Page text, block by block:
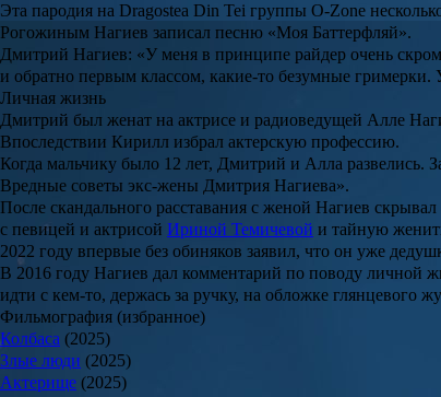
Эта пародия на Dragostea Din Tei группы O-Zone
Рогожиным Нагиев записал песню «Моя Баттерфляй».
Дмитрий Нагиев: «У меня в принципе райдер очень
и обратно первым классом, какие-то безумные
Личная жизнь
Дмитрий был женат на актрисе и радиоведущей Алле
Впоследствии Кирилл избрал актерскую профессию.
Когда мальчику было 12 лет, Дмитрий и Алла развелись.
Вредные советы экс-жены Дмитрия Нагиева».
После скандального расставания с женой Нагиев
с певицей и актрисой Ириной Темичевой и тайную
2022 году впервые без обиняков заявил, что он уже
В 2016 году Нагиев дал комментарий по поводу личной
идти с кем-то, держась за ручку, на обложке глянцевого
Фильмография (избранное)
Колбаса (2025)
Злые люди (2025)
Актерище (2025)